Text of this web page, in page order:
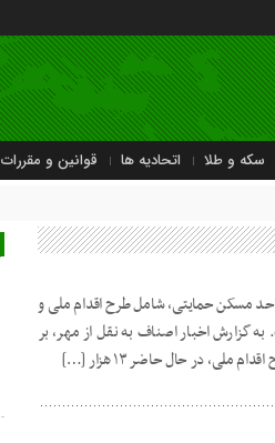
سکه و طلا اتحادیه ها قوانین و مقررات
و شهرسازی نشان می‌دهد بیش از ۱۳ هزار واحد مسکن حمایتی، شامل طرح اقدام ملی و
اخبار اصناف به نقل از مهر، بر
در حال حاضر ۱۳ هزار […]